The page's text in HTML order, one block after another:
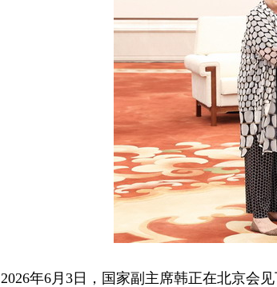
2026年6月3日，国家副主席韩正在北京会